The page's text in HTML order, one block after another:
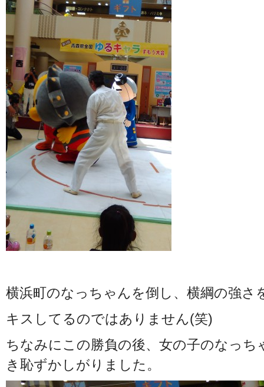
横浜町のなっちゃんを倒し、横綱の強さ
キスしてるのではありません(笑)
ちなみにこの勝負の後、女の子のなっ
き恥ずかしがりました。